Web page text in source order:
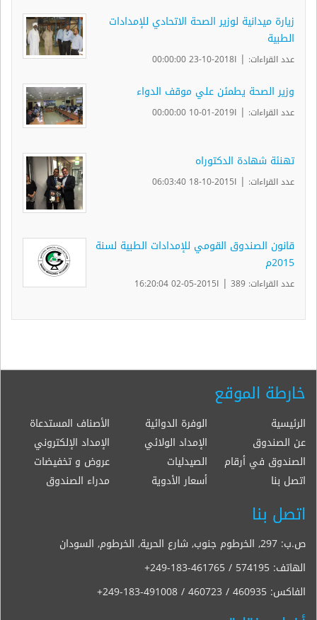
زيارة ميدانية لوزير الصحة الاتحادي للإمدادات
الطبية
عدد القراءات: | ا2018-10-23 00:00:00
وزير الصحة يطمئن علي موقف الدواء
عدد القراءات: | ا2019-01-10 00:00:00
تهنئة شهادة الدكتوراه
عدد القراءات: | ا2015-10-18 06:03:40
قانون الصندوق القومي للإمدادات الطبية لسنة
2015م
عدد القراءات: 389 | ا2015-05-02 16:20:04
خارطة الموقع
الرئيسية الوفرة الدوائية
الأصناف المستدعاة
عن الصندوق
الإمداد الولائي
الإمداد الإلكتروني
الصندوق في أرقام
الصيدليات
عروض و تخفيضات
اتصل بنا
أسعار الأدوية مدراء الصندوق
اتصل بنا
ص.ب: 297, الخرطوم جنوب, شارع الحرية, الخرطوم, السودان
الهاتف: +249-183-461765 / 574195
الفاكس: +249-183-491008 / 460723 / 460935